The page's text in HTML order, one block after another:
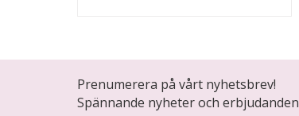
Prenumerera på vårt nyhetsbrev!
Spännande nyheter och erbjudanden